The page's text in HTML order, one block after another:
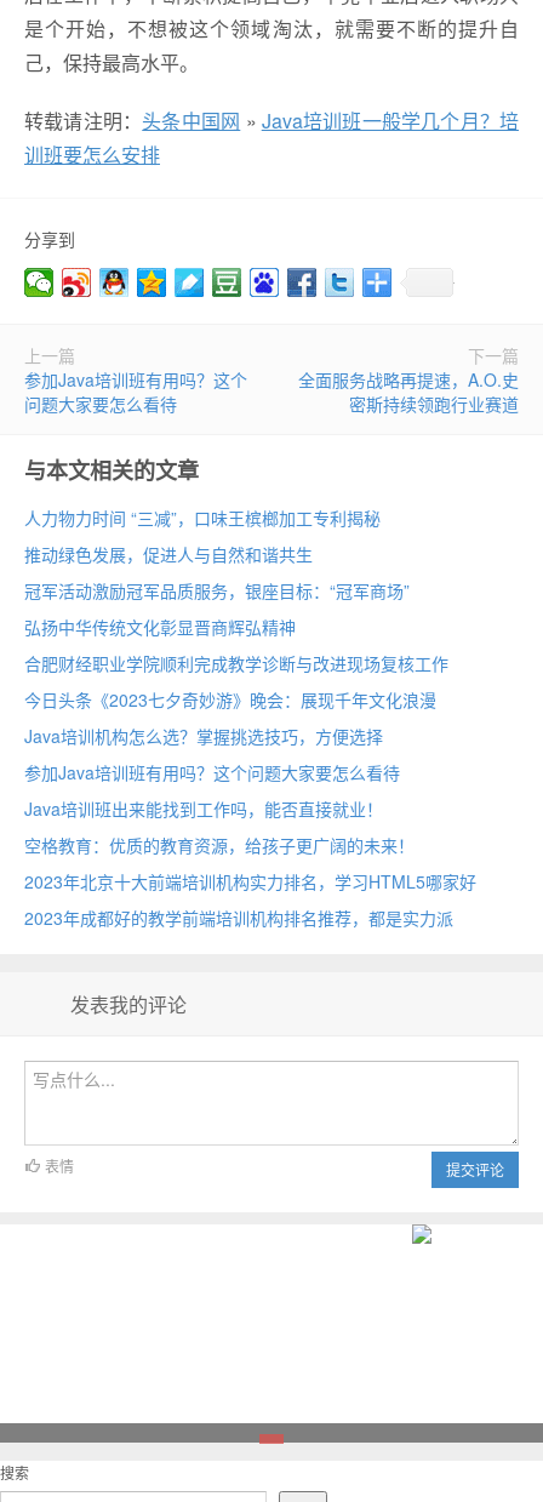
是个开始，不想被这个领域淘汰，就需要不断的提升自
己，保持最高水平。
转载请注明： 头条中国网 » Java培训班一般学几个月？培
训班要怎么安排
分享到
上一篇
参加Java培训班有用吗？这个
问题大家要怎么看待
下一篇
全面服务战略再提速，A.O.史
密斯持续领跑行业赛道
与本文相关的文章
人力物力时间 “三减”，口味王槟榔加工专利揭秘
推动绿色发展，促进人与自然和谐共生
冠军活动激励冠军品质服务，银座目标：“冠军商场”
弘扬中华传统文化彰显晋商辉弘精神
合肥财经职业学院顺利完成教学诊断与改进现场复核工作
今日头条《2023七夕奇妙游》晚会：展现千年文化浪漫
Java培训机构怎么选？掌握挑选技巧，方便选择
参加Java培训班有用吗？这个问题大家要怎么看待
Java培训班出来能找到工作吗，能否直接就业！
空格教育：优质的教育资源，给孩子更广阔的未来！
2023年北京十大前端培训机构实力排名，学习HTML5哪家好
2023年成都好的教学前端培训机构排名推荐，都是实力派
发表我的评论
提交评论
表情
搜索